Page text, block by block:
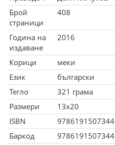
Брой
страници
408
Година на
издаване
2016
Корици
меки
Език
български
Тегло
321 грама
Размери
13x20
ISBN
9786191507344
Баркод
9786191507344